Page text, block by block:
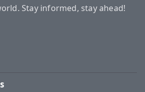
Stay informed, stay ahead!